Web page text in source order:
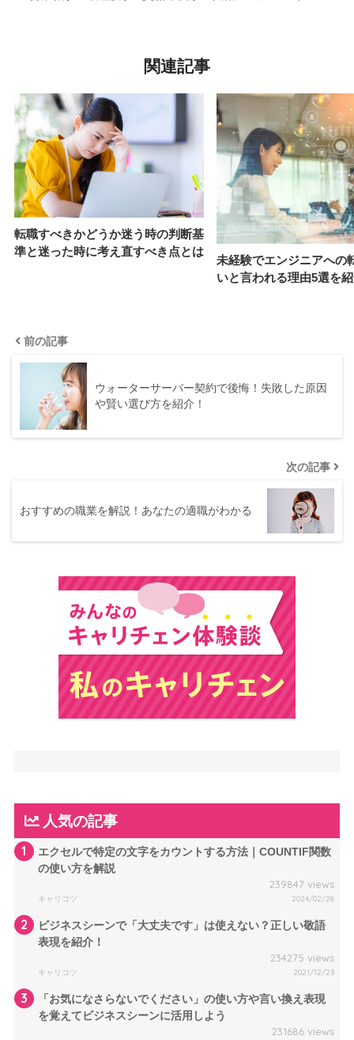
関連記事
転職すべきかどうか迷う時の判断基
準と迷った時に考え直すべき点とは
未経験でエンジニアへの
いと言われる理由5選を
前の記事
ウォーターサーバー契約で後悔！失敗した原因
や賢い選び方を紹介！
次の記事
おすすめの職業を解説！あなたの適職がわかる
人気の記事
1
エクセルで特定の文字をカウントする方法｜COUNTIF関数
の使い方を解説
239847 views
キャリコツ 2024/02/28
2
ビジネスシーンで「大丈夫です」は使えない？正しい敬語
表現を紹介！
234275 views
キャリコツ 2021/12/23
3
「お気になさらないでください」の使い方や言い換え表現
を覚えてビジネスシーンに活用しよう
231686 views